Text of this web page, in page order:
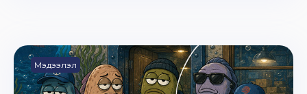
Мэдээлэл